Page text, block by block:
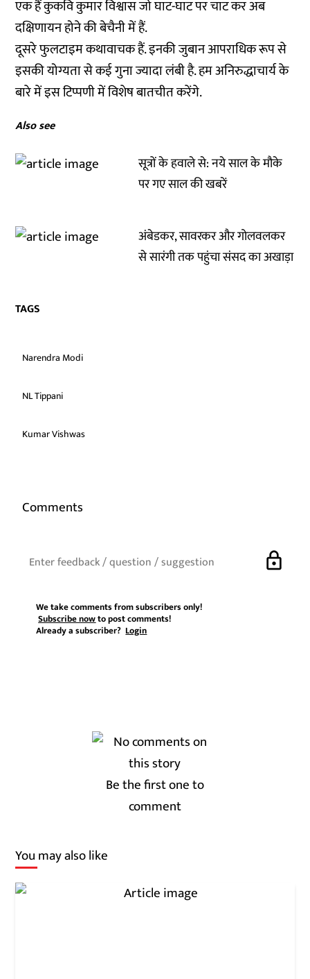
एक हैं कुकवि कुमार विश्वास जो घाट-घाट पर चाट कर अब
दक्षिणायन होने की बेचैनी में हैं.
दूसरे फुलटाइम कथावाचक हैं. इनकी जुबान आपराधिक रूप से
इसकी योग्यता से कई गुना ज्यादा लंबी है. हम अनिरुद्धाचार्य के
बारे में इस टिप्पणी में विशेष बातचीत करेंगे.
Also see
सूत्रों के हवाले से: नये साल के मौके
पर गए साल की खबरें
अंबेडकर, सावरकर और गोलवलकर
से सारंगी तक पहुंचा संसद का अखाड़ा
TAGS
Narendra Modi
NL Tippani
Kumar Vishwas
Comments
lock
We take comments from subscribers only!
Subscribe nowto post comments!
Already a subscriber?Login
Be the first one to
comment
You may also like